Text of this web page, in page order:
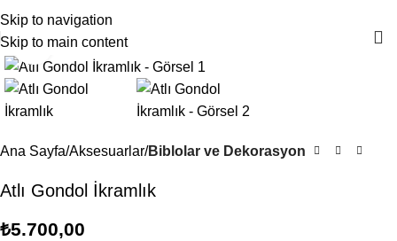
Skip to navigation
Skip to main content
Büyütmek için tıklayın
Ana Sayfa Aksesuarlar Biblolar ve Dekorasyon
Atlı Gondol İkramlık
₺5.700,00